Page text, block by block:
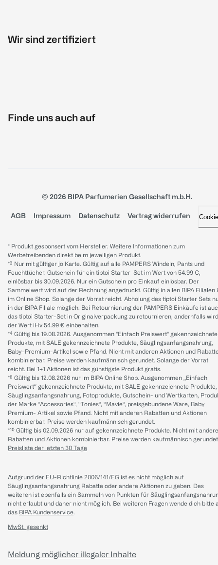
Wir sind zertifiziert
Finde uns auch auf
© 2026 BIPA Parfumerien Gesellschaft m.b.H.
AGB Impressum Datenschutz Vertrag widerrufen
* Produkt gesponsert vom Hersteller. Weitere Informationen zum
Werbetreibenden direkt beim jeweiligen Produkt.
*³ Nur mit gültiger jö Karte. Gültig auf alle PAMPERS Windeln, Pants und
Feuchttücher. Gutschein für ein tiptoi Starter-Set im Wert von 54.99 €,
einlösbar bis 30.09.2026. Nur ein Gutschein pro Einkauf einlösbar. Der
Sammelwert wird auf der Rechnung angedruckt. Gültig in allen BIPA Filialen
im Online Shop. Solange der Vorrat reicht. Abholung des tiptoi Starter Sets
in der BIPA Filiale möglich. Bei Retournierung der PAMPERS Einkäufe ist
das tiptoi Starter-Set in Originalverpackung zu retournieren, andernfalls wird
der Wert iHv 54.99 € einbehalten.
*⁴ Gültig bis 19.08.2026. Ausgenommen "Einfach Preiswert" gekennzeichnete
Produkte, mit SALE gekennzeichnete Produkte, Säuglingsanfangsnahrung,
Baby-Premium-Artikel sowie Pfand. Nicht mit anderen Aktionen und
kombinierbar. Preise werden kaufmännisch gerundet. Solange der Vorrat
reicht. Bei 1+1 Aktionen ist das günstigste Produkt gratis.
*⁸ Gültig bis 12.08.2026 nur im BIPA Online Shop. Ausgenommen „Einfach
Preiswert“ gekennzeichnete Produkte, mit SALE gekennzeichnete Produkte,
Säuglingsanfangsnahrung, Fotoprodukte, Gutschein- und Wertkarten,
der Marke “Accessories“, “Tonies“, “Mavie“, preisgebundene Ware, Baby
Premium- Artikel sowie Pfand. Nicht mit anderen Rabatten und Aktionen
kombinierbar. Preise werden kaufmännisch gerundet.
*¹⁰ Gültig bis 02.09.2026 nur auf gekennzeichnete Produkte. Nicht mit
Rabatten und Aktionen kombinierbar. Preise werden kaufmännisch
Preisliste der letzten 30 Tage
Aufgrund der EU-Richtlinie 2006/141/EG ist es nicht möglich auf
Säuglingsanfangsnahrung Rabatte oder andere Aktionen zu geben. Des
weiteren ist ebenfalls ein Sammeln von Punkten für
nicht erlaubt und daher nicht möglich. Bei weiteren Fragen wende dich bitte
das BIPA Kundenservice.
MwSt. gesenkt
Meldung möglicher illegaler Inhalte